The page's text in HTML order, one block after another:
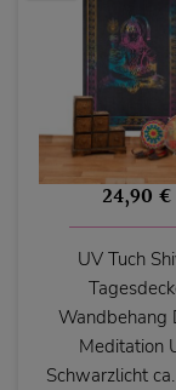
24,90 €
UV Tuch
Wandbehang
Meditation
Schwarzlicht